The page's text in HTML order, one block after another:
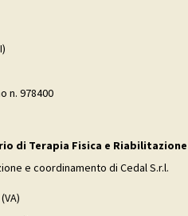
n. 978400
di Terapia Fisica e
e coordinamento di Cedal S.r.l.